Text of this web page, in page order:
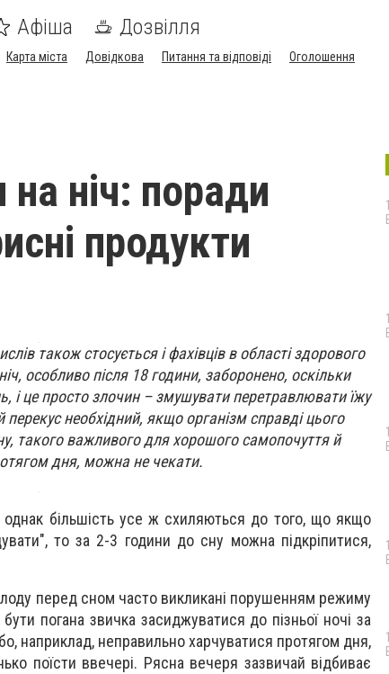
Афіша Дозвілля
Карта міста Довідкова Питання та відповіді
Оголошення
ніч: поради
продукти
також стосується і фахівців в області здорового
особливо після 18 години, заборонено, оскільки
і це просто злочин – змушувати перетравлювати їжу
необхідний, якщо організм справді цього
такого важливого для хорошого самопочуття й
дня, можна не чекати.
більшість усе ж схиляються до того, що якщо
то за 2-3 години до сну можна підкріпитися,
перед сном часто викликані порушенням режиму
погана звичка засиджуватися до пізньої ночі за
наприклад, неправильно харчуватися протягом дня,
поїсти ввечері. Рясна вечеря зазвичай відбиває